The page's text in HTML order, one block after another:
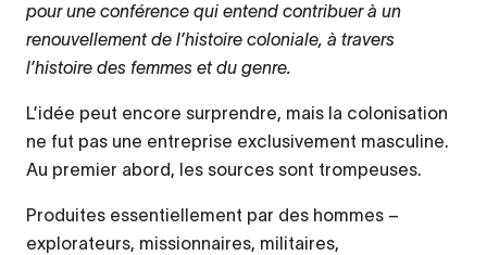
pour une conférence qui entend contribuer à un
renouvellement de l’histoire coloniale, à travers
l’histoire des femmes et du genre.
L’idée peut encore surprendre, mais la colonisation
ne fut pas une entreprise exclusivement masculine.
Au premier abord, les sources sont trompeuses.
Produites essentiellement par des hommes –
explorateurs, missionnaires, militaires,